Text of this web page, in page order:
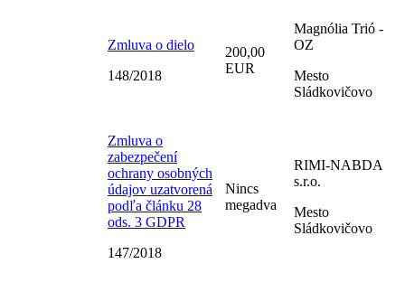
Zmluva o dielo
148/2018
200,00
EUR
Magnólia Trió -
OZ
Mesto
Sládkovičovo
Zmluva o
zabezpečení
ochrany osobných
údajov uzatvorená
podľa článku 28
ods. 3 GDPR
147/2018
Nincs
megadva
RIMI-NABDA
s.r.o.
Mesto
Sládkovičovo